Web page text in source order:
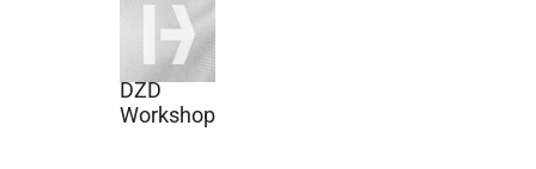
Oktober
2026
DZD
Workshop